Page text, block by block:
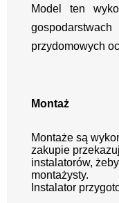
Model ten
przydomowych
Montaż
Montaże są
zakupie
instalatorów,
montażysty.
Instalator